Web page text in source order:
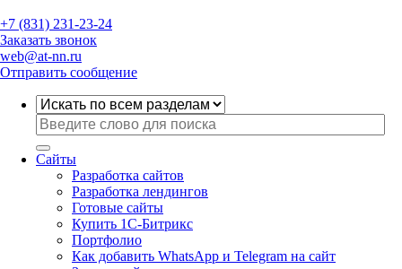
+7 (831) 231-23-24
Заказать звонок
web@at-nn.ru
Отправить сообщение
Сайты
Разработка сайтов
Разработка лендингов
Готовые сайты
Купить 1С-Битрикс
Портфолио
Как добавить WhatsApp и Telegram на сайт